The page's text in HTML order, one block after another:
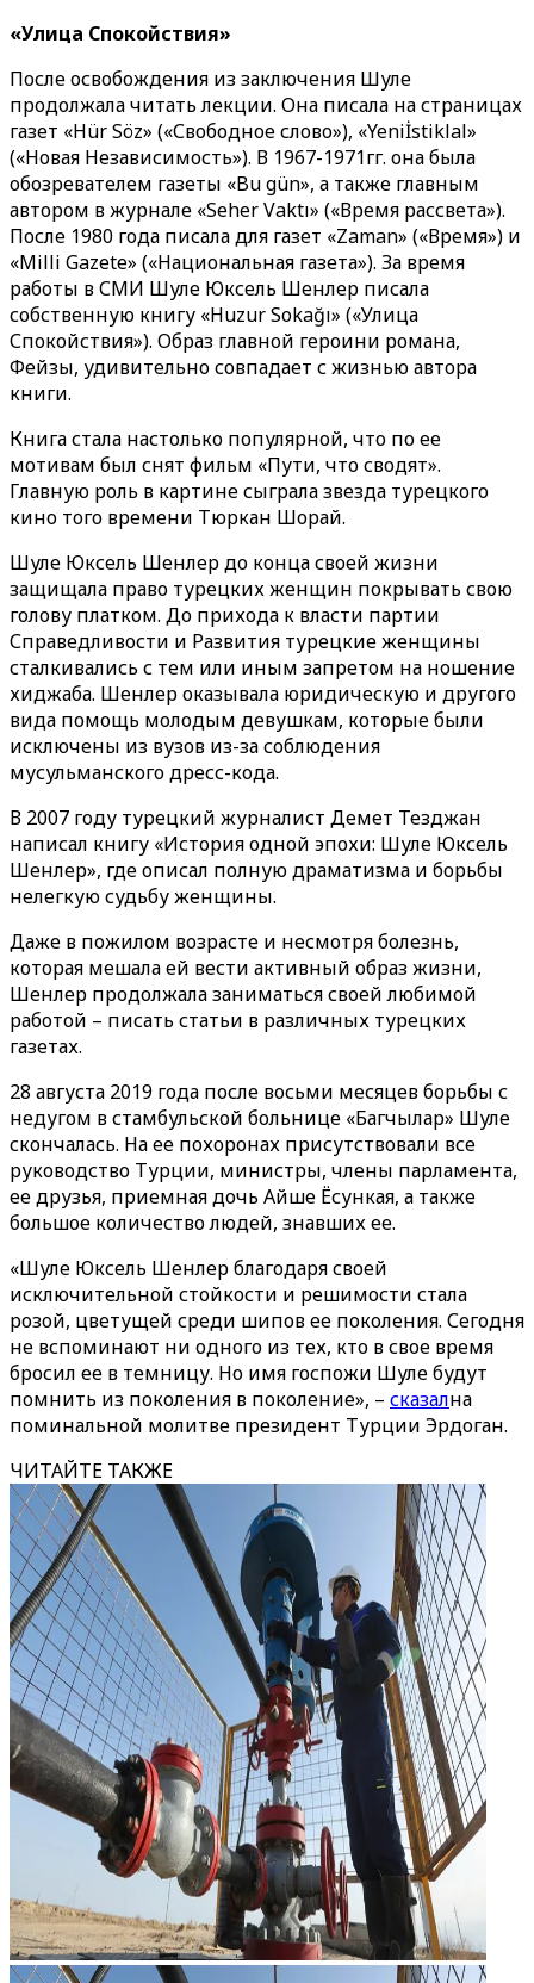
«Улица Спокойствия»
После освобождения из заключения Шуле
продолжала читать лекции. Она писала на страницах
газет «Hür Söz» («Свободное слово»), «Yeniİstiklal»
(«Новая Независимость»). В 1967-1971гг. она была
обозревателем газеты «Bu gün», а также главным
автором в журнале «Seher Vaktı» («Время рассвета»).
После 1980 года писала для газет «Zaman» («Время») и
«Milli Gazete» («Национальная газета»). За время
работы в СМИ Шуле Юксель Шенлер писала
собственную книгу «Huzur Sokağı» («Улица
Спокойствия»). Образ главной героини романа,
Фейзы, удивительно совпадает с жизнью автора
книги.
Книга стала настолько популярной, что по ее
мотивам был снят фильм «Пути, что сводят».
Главную роль в картине сыграла звезда турецкого
кино того времени Тюркан Шорай.
Шуле Юксель Шенлер до конца своей жизни
защищала право турецких женщин покрывать свою
голову платком. До прихода к власти партии
Справедливости и Развития турецкие женщины
сталкивались с тем или иным запретом на ношение
хиджаба. Шенлер оказывала юридическую и другого
вида помощь молодым девушкам, которые были
исключены из вузов из-за соблюдения
мусульманского дресс-кода.
В 2007 году турецкий журналист Демет Тезджан
написал книгу «История одной эпохи: Шуле Юксель
Шенлер», где описал полную драматизма и борьбы
нелегкую судьбу женщины.
Даже в пожилом возрасте и несмотря болезнь,
которая мешала ей вести активный образ жизни,
Шенлер продолжала заниматься своей любимой
работой – писать статьи в различных турецких
газетах.
28 августа 2019 года после восьми месяцев борьбы с
недугом в стамбульской больнице «Багчылар» Шуле
скончалась. На ее похоронах присутствовали все
руководство Турции, министры, члены парламента,
ее друзья, приемная дочь Айше Ёсункая, а также
большое количество людей, знавших ее.
«Шуле Юксель Шенлер благодаря своей
исключительной стойкости и решимости стала
розой, цветущей среди шипов ее поколения. Сегодня
не вспоминают ни одного из тех, кто в свое время
бросил ее в темницу. Но имя госпожи Шуле будут
помнить из поколения в поколение», – сказална
поминальной молитве президент Турции Эрдоган.
ЧИТАЙТЕ ТАКЖЕ